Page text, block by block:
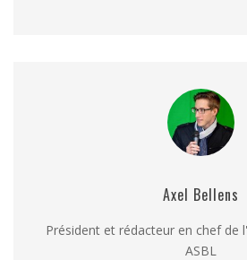
Axel Bellens
Président et rédacteur en chef de
ASBL